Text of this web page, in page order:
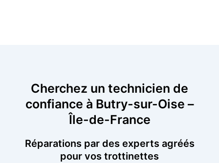
Cherchez un technicien de
confiance à Butry-sur-Oise –
Île-de-France
Réparations par des experts agréés
pour vos trottinettes